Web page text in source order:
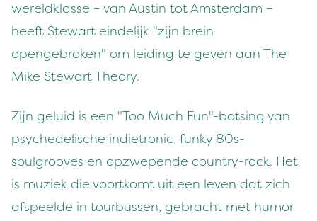
wereldklasse – van Austin tot Amsterdam –
heeft Stewart eindelijk "zijn brein
opengebroken" om leiding te geven aan The
Mike Stewart Theory.
Zijn geluid is een "Too Much Fun"-botsing van
psychedelische indietronic, funky 80s-
soulgrooves en opzwepende country-rock. Het
is muziek die voortkomt uit een leven dat zich
afspeelde in tourbussen, gebracht met humor